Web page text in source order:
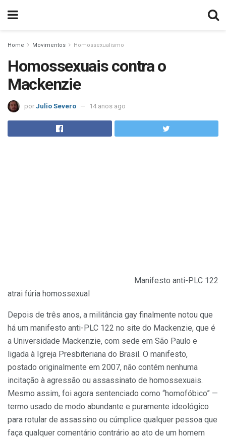
Home Movimentos Homossexualismo
Homossexuais contra o
Mackenzie
por Julio Severo 14 anos ago
Manifesto anti-PLC 122
atrai fúria homossexual
Depois de três anos, a militância gay finalmente notou que
há um manifesto anti-PLC 122 no site do Mackenzie, que é
a Universidade Mackenzie, com sede em São Paulo e
ligada à Igreja Presbiteriana do Brasil. O manifesto,
postado originalmente em 2007, não contém nenhuma
incitação à agressão ou assassinato de homossexuais.
Mesmo assim, foi agora sentenciado como “homofóbico” —
termo usado de modo abundante e puramente ideológico
para rotular de assassino ou cúmplice qualquer pessoa que
faça qualquer comentário contrário ao ato de um homem